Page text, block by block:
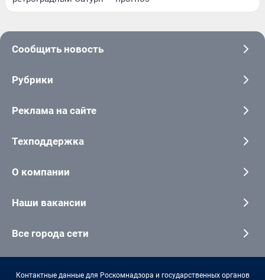
Сообщить новость
Рубрики
Реклама на сайте
Техподдержка
О компании
Наши вакансии
Все города сети
Контактные данные для Роскомнадзора и государственных органов